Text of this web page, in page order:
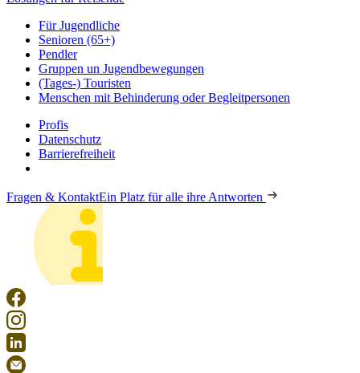
Für Jugendliche
Senioren (65+)
Pendler
Gruppen un Jugendbewegungen
(Tages-) Touristen
Menschen mit Behinderung oder Begleitpersonen
Profis
Datenschutz
Barrierefreiheit
Fragen & KontaktEin Platz für alle ihre Antworten